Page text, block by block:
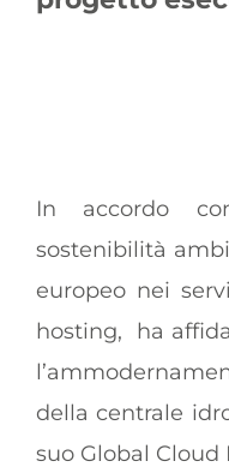
In accordo
sostenibilità
europeo nei
hosting, ha
della centrale
suo Global Cloud